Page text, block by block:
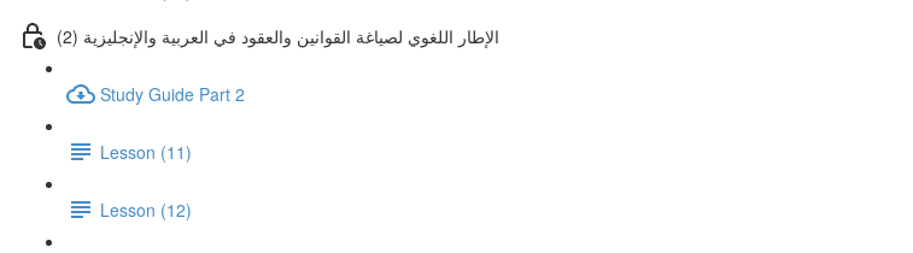
(2) الإطار اللغوي لصياغة القوانين والعقود في العربية والإنجليزية
Study Guide Part 2
Lesson (11)
Lesson (12)